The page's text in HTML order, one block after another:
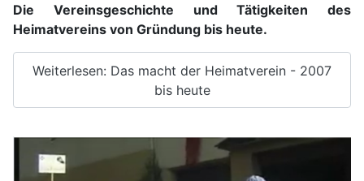
Die Vereinsgeschichte und Tätigkeiten des
Heimatvereins von Gründung bis heute.
Weiterlesen: Das macht der Heimatverein - 2007
bis heute